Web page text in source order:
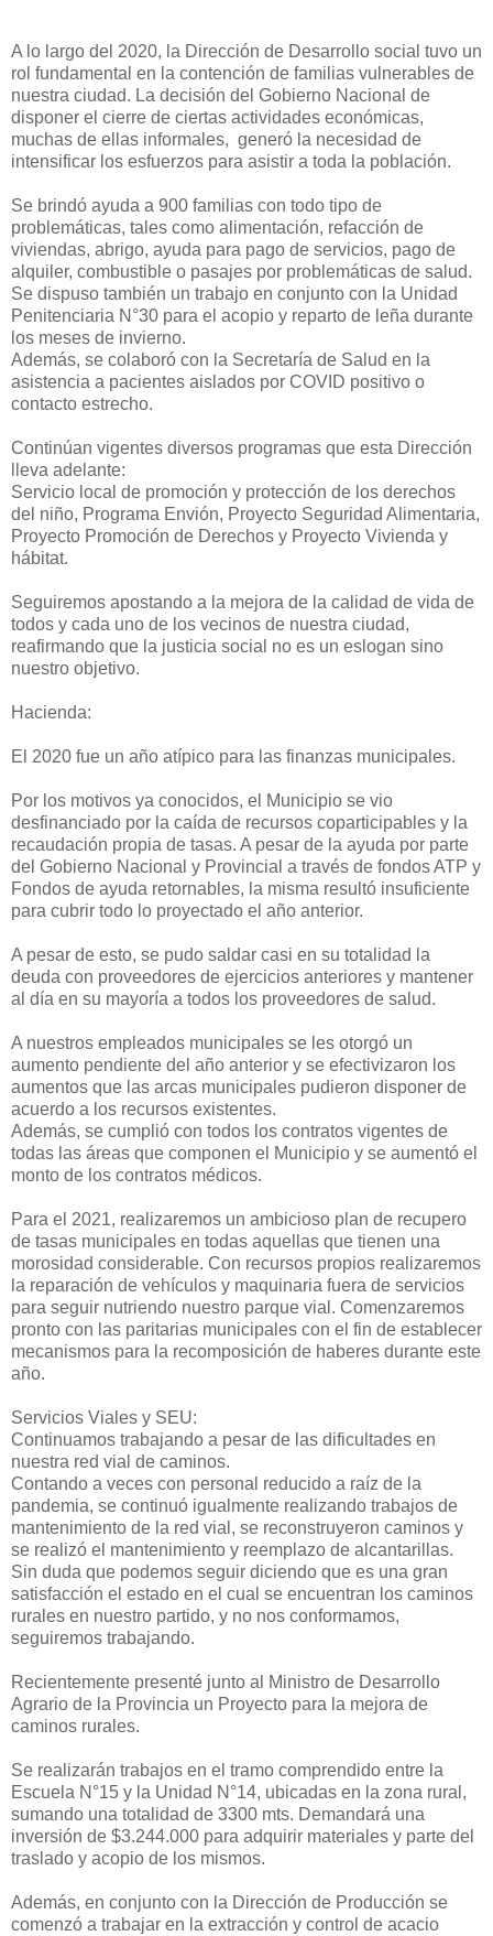
A lo largo del 2020, la Dirección de Desarrollo social tuvo un
rol fundamental en la contención de familias vulnerables de
nuestra ciudad. La decisión del Gobierno Nacional de
disponer el cierre de ciertas actividades económicas,
muchas de ellas informales, generó la necesidad de
intensificar los esfuerzos para asistir a toda la población.
Se brindó ayuda a 900 familias con todo tipo de
problemáticas, tales como alimentación, refacción de
viviendas, abrigo, ayuda para pago de servicios, pago de
alquiler, combustible o pasajes por problemáticas de salud.
Se dispuso también un trabajo en conjunto con la Unidad
Penitenciaria N°30 para el acopio y reparto de leña durante
los meses de invierno.
Además, se colaboró con la Secretaría de Salud en la
asistencia a pacientes aislados por COVID positivo o
contacto estrecho.
Continúan vigentes diversos programas que esta Dirección
lleva adelante:
Servicio local de promoción y protección de los derechos
del niño, Programa Envión, Proyecto Seguridad Alimentaria,
Proyecto Promoción de Derechos y Proyecto Vivienda y
hábitat.
Seguiremos apostando a la mejora de la calidad de vida de
todos y cada uno de los vecinos de nuestra ciudad,
reafirmando que la justicia social no es un eslogan sino
nuestro objetivo.
Hacienda:
El 2020 fue un año atípico para las finanzas municipales.
Por los motivos ya conocidos, el Municipio se vio
desfinanciado por la caída de recursos coparticipables y la
recaudación propia de tasas. A pesar de la ayuda por parte
del Gobierno Nacional y Provincial a través de fondos ATP y
Fondos de ayuda retornables, la misma resultó insuficiente
para cubrir todo lo proyectado el año anterior.
A pesar de esto, se pudo saldar casi en su totalidad la
deuda con proveedores de ejercicios anteriores y mantener
al día en su mayoría a todos los proveedores de salud.
A nuestros empleados municipales se les otorgó un
aumento pendiente del año anterior y se efectivizaron los
aumentos que las arcas municipales pudieron disponer de
acuerdo a los recursos existentes.
Además, se cumplió con todos los contratos vigentes de
todas las áreas que componen el Municipio y se aumentó el
monto de los contratos médicos.
Para el 2021, realizaremos un ambicioso plan de recupero
de tasas municipales en todas aquellas que tienen una
morosidad considerable. Con recursos propios realizaremos
la reparación de vehículos y maquinaria fuera de servicios
para seguir nutriendo nuestro parque vial. Comenzaremos
pronto con las paritarias municipales con el fin de establecer
mecanismos para la recomposición de haberes durante este
año.
Servicios Viales y SEU:
Continuamos trabajando a pesar de las dificultades en
nuestra red vial de caminos.
Contando a veces con personal reducido a raíz de la
pandemia, se continuó igualmente realizando trabajos de
mantenimiento de la red vial, se reconstruyeron caminos y
se realizó el mantenimiento y reemplazo de alcantarillas.
Sin duda que podemos seguir diciendo que es una gran
satisfacción el estado en el cual se encuentran los caminos
rurales en nuestro partido, y no nos conformamos,
seguiremos trabajando.
Recientemente presenté junto al Ministro de Desarrollo
Agrario de la Provincia un Proyecto para la mejora de
caminos rurales.
Se realizarán trabajos en el tramo comprendido entre la
Escuela N°15 y la Unidad N°14, ubicadas en la zona rural,
sumando una totalidad de 3300 mts. Demandará una
inversión de $3.244.000 para adquirir materiales y parte del
traslado y acopio de los mismos.
Además, en conjunto con la Dirección de Producción se
comenzó a trabajar en la extracción y control de acacio